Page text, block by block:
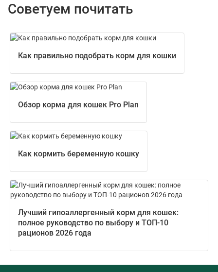
Советуем почитать
Как правильно подобрать корм для кошки
Обзор корма для кошек Pro Plan
Как кормить беременную кошку
Лучший гипоаллергенный корм для кошек:
полное руководство по выбору и ТОП-10
рационов 2026 года